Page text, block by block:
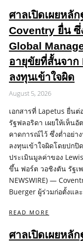
ศาลเปิดเผยหลั
Coventry ยื่น ซึ่
Global
อายุขัยที่สั้นจาก
ลงทุนเข้าใจผิด
August 5, 2026
เอกสารที่ Lapetus ยื่น
รัฐฟลอริดา เผยให้เห็น
คาดการณ์ไว้ ซึ่งต่ำอย่า
ลงทุนเข้าใจผิดโดยปกปิ
ประเมินมูลค่าของ
ขึ้น ฟอร์ต วอชิงตัน รัฐเพ
NEWSWIRE) —
Buerger ผู้ร่วมก่อตั้งแล
READ MORE
ศาลเปิดเผยหลั